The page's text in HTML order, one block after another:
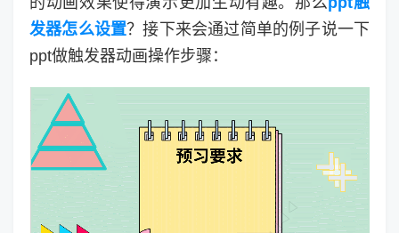
发器怎么设置？接下来会通过简单的例子说一下
ppt做触发器动画操作步骤：